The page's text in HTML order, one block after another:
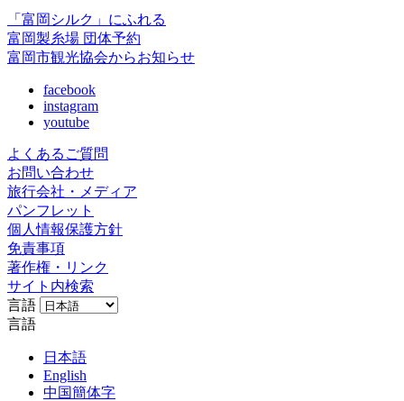
「富岡シルク」にふれる
富岡製糸場 団体予約
富岡市観光協会からお知らせ
facebook
instagram
youtube
よくあるご質問
お問い合わせ
旅行会社・メディア
パンフレット
個人情報保護方針
免責事項
著作権・リンク
サイト内検索
言語
言語
日本語
English
中国簡体字